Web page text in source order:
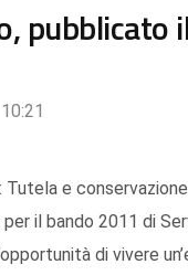
pubblicato
10:21
e
il bando 2011 di
di vivere